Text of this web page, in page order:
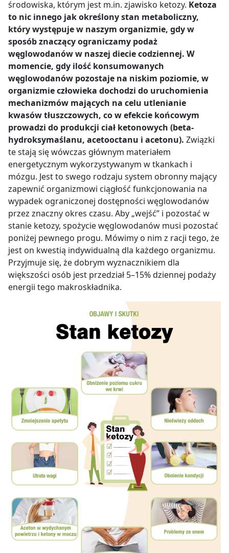
środowiska, którym jest m.in. zjawisko ketozy. Ketoza
to nic innego jak określony stan metaboliczny,
który występuje w naszym organizmie, gdy w
sposób znaczący ograniczamy podaż
węglowodanów w naszej diecie codziennej. W
momencie, gdy ilość konsumowanych
węglowodanów pozostaje na niskim poziomie, w
organizmie człowieka dochodzi do uruchomienia
mechanizmów mających na celu utlenianie
kwasów tłuszczowych, co w efekcie końcowym
prowadzi do produkcji ciał ketonowych (beta-
hydroksymaślanu, acetooctanu i acetonu). Związki
te stają się wówczas głównym materiałem
energetycznym wykorzystywanym w tkankach i
mózgu. Jest to swego rodzaju system obronny mający
zapewnić organizmowi ciągłość funkcjonowania na
wypadek ograniczonej dostępności węglowodanów
przez znaczny okres czasu. Aby „wejść” i pozostać w
stanie ketozy, spożycie węglowodanów musi pozostać
poniżej pewnego progu. Mówimy o nim z racji tego, że
jest on kwestią indywidualną dla każdego organizmu.
Przyjmuje się, że dobrym wyznacznikiem dla
większości osób jest przedział 5–15% dziennej podaży
energii tego makroskładnika.